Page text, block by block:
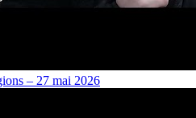
– 27 mai 2026